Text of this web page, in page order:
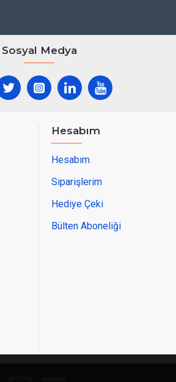
Sosyal Medya
Hesabım
Hesabım
Siparişlerim
Hediye Çeki
Bülten Aboneliği